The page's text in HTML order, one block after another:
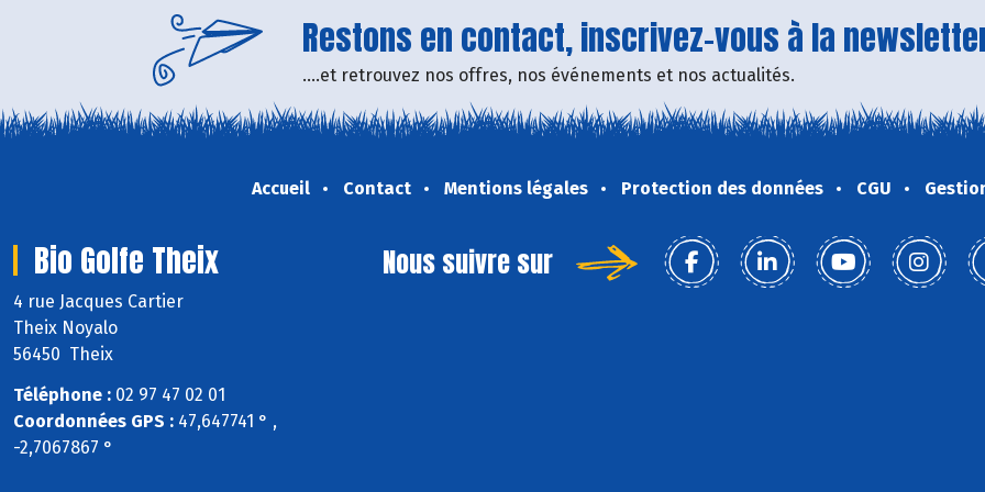
Restons en contact, inscrivez-vous à la
....et retrouvez nos offres, nos événements et nos actualités.
Accueil Contact Mentions légales Protection des données CGU
Bio Golfe Theix
4 rue Jacques Cartier
Theix Noyalo
56450 Theix
Téléphone : 02 97 47 02 01
Coordonnées GPS : 47,647741 ° ,
-2,7067867 °
Nous suivre sur